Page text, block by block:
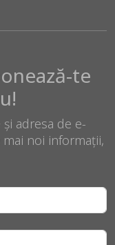
te
adresa de e-
noi informații,